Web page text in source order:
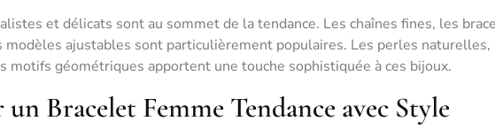
et délicats sont au sommet de la tendance. Les chaînes fines, les
modèles ajustables sont particulièrement populaires. Les perles naturelles,
motifs géométriques apportent une touche sophistiquée à ces bijoux.
Bracelet Femme Tendance avec Style